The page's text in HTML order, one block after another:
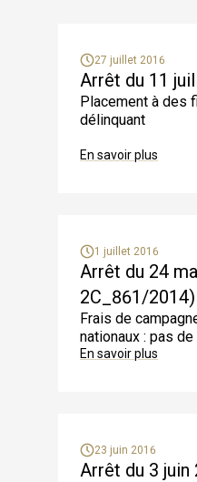
27 juillet 2016
Arrêt du 11
Placement à des
délinquant
En savoir plus
1 juillet 2016
Arrêt du 24
2C_861/2014)
Frais de
nationaux : pas
En savoir plus
23 juin 2016
Arrêt du 3